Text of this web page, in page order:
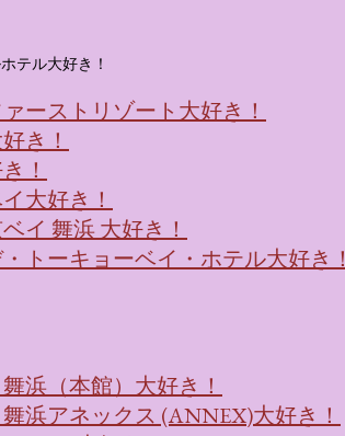
テル大好き！
ーストリゾート大好き！
き！
！
大好き！
イ 舞浜 大好き！
トーキョーベイ・ホテル大好き！
浜（本館）大好き！
浜アネックス (ANNEX)大好き！